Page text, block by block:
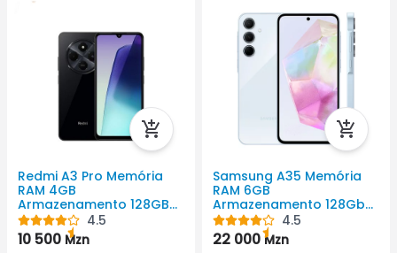
Redmi A3 Pro Memória
RAM 4GB
Armazenamento 128GB
5160 Android Cor Preto
720 X 1640 Pixel
4.5
10 500 Mzn
Samsung A35 Memória
RAM 6GB
Armazenamento 128Gb
5000mAh Android Cor
Preto 1080x2340 Pixel
4.5
22 000Mzn